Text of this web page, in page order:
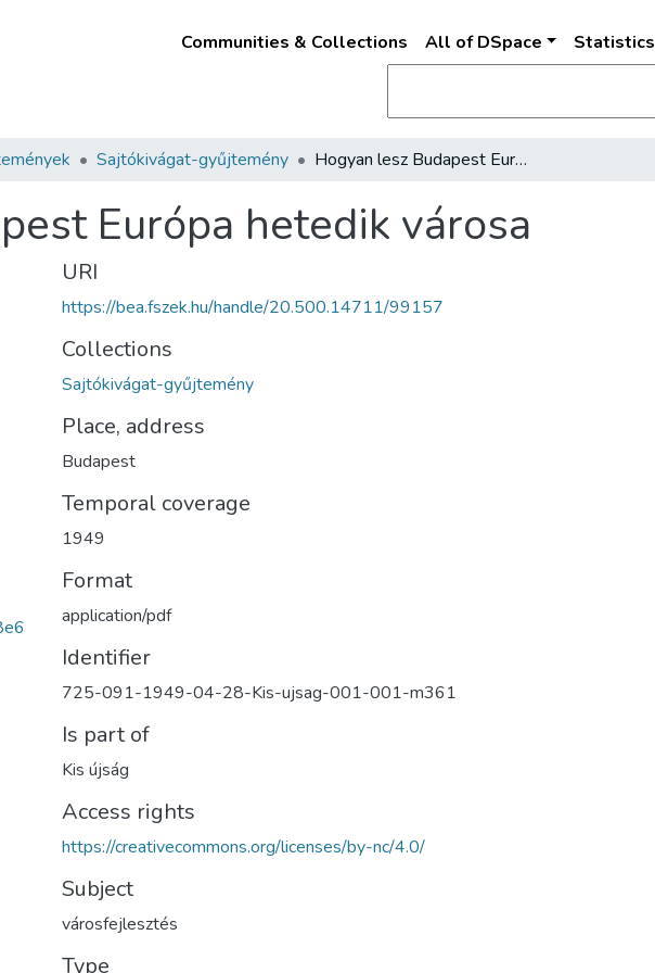
Communities & Collections All of DSpace Statistics
Sajtókivágat-gyűjtemény Hogyan lesz Budapest Európa hetedik városa
Európa hetedik városa
URI
https://bea.fszek.hu/handle/20.500.14711/99157
Collections
Sajtókivágat-gyűjtemény
Place, address
Budapest
Temporal coverage
1949
Format
application/pdf
Identifier
725-091-1949-04-28-Kis-ujsag-001-001-m361
Is part of
Kis újság
Access rights
https://creativecommons.org/licenses/by-nc/4.0/
Subject
városfejlesztés
Type